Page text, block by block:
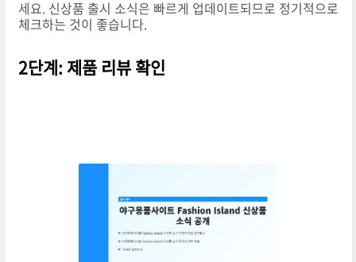
세요. 신상품 출시 소식은 빠르게 업데이트되므로 정기적으로
체크하는 것이 좋습니다.
2단계: 제품 리뷰 확인